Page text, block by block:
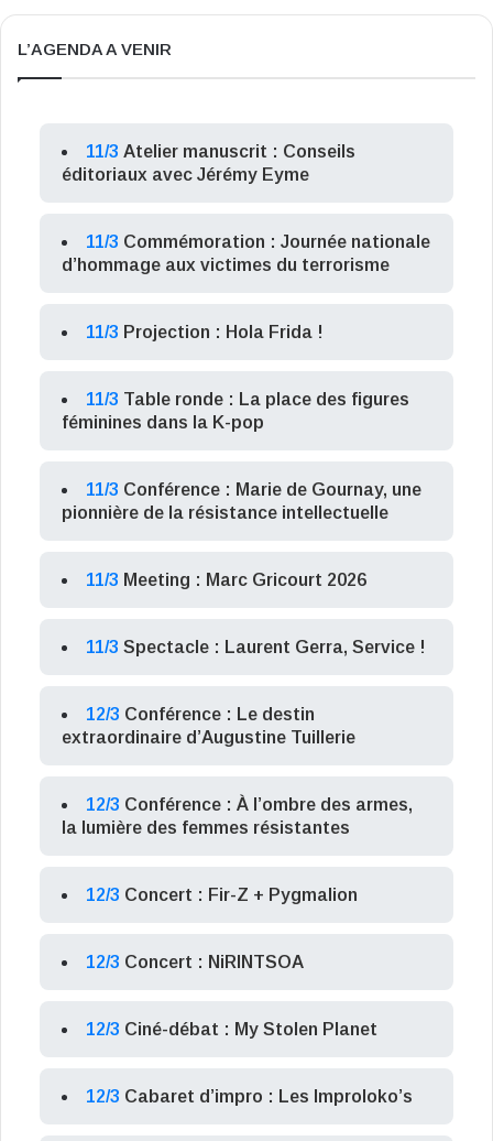
L’AGENDA A VENIR
11/3 Atelier manuscrit : Conseils
éditoriaux avec Jérémy Eyme
11/3 Commémoration : Journée nationale
d’hommage aux victimes du terrorisme
11/3 Projection : Hola Frida !
11/3 Table ronde : La place des figures
féminines dans la K-pop
11/3 Conférence : Marie de Gournay, une
pionnière de la résistance intellectuelle
11/3 Meeting : Marc Gricourt 2026
11/3 Spectacle : Laurent Gerra, Service !
12/3 Conférence : Le destin
extraordinaire d’Augustine Tuillerie
12/3 Conférence : À l’ombre des armes,
la lumière des femmes résistantes
12/3 Concert : Fir-Z + Pygmalion
12/3 Concert : NiRINTSOA
12/3 Ciné-débat : My Stolen Planet
12/3 Cabaret d’impro : Les Improloko’s